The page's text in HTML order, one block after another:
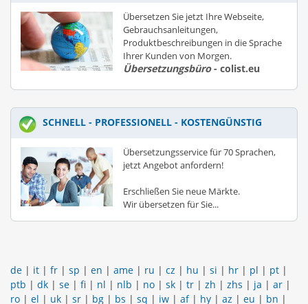
Übersetzen Sie jetzt Ihre Webseite,
Gebrauchsanleitungen,
Produktbeschreibungen in die Sprache
Ihrer Kunden von Morgen.
Übersetzungsbüro- colist.eu
SCHNELL - PROFESSIONELL - KOSTENGÜNSTIG
Übersetzungsservice für 70 Sprachen,
jetzt Angebot anfordern!
Erschließen Sie neue Märkte.
Wir übersetzen für Sie...
de | it | fr | sp | en | ame | ru | cz | hu | si | hr | pl | pt |
ptb | dk | se | fi | nl | nlb | no | sk | tr | zh | zhs | ja | ar |
ro | el | uk | sr | bg | bs | sq | iw | af| hy | az | eu | bn |